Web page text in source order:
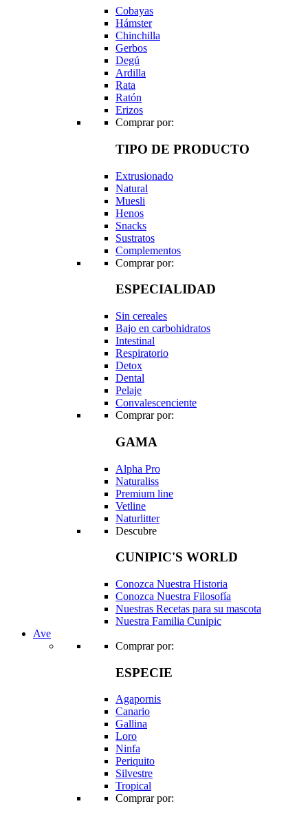
Cobayas
Hámster
Chinchilla
Gerbos
Degú
Ardilla
Rata
Ratón
Erizos
Comprar por:
TIPO DE PRODUCTO
Extrusionado
Natural
Muesli
Henos
Snacks
Sustratos
Complementos
Comprar por:
ESPECIALIDAD
Sin cereales
Bajo en carbohidratos
Intestinal
Respiratorio
Detox
Dental
Pelaje
Convalescenciente
Comprar por:
GAMA
Alpha Pro
Naturaliss
Premium line
Vetline
Naturlitter
Descubre
CUNIPIC'S WORLD
Conozca Nuestra Historia
Conozca Nuestra Filosofía
Nuestras Recetas para su mascota
Nuestra Familia Cunipic
Ave
Comprar por:
ESPECIE
Agapornis
Canario
Gallina
Loro
Ninfa
Periquito
Silvestre
Tropical
Comprar por: